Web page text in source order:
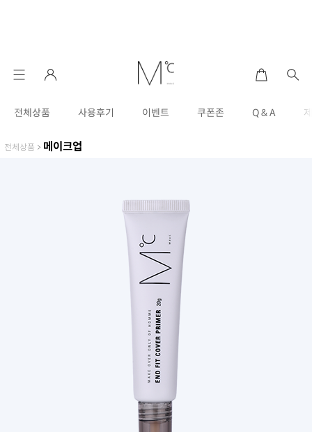
전체상품 사용후기 이벤트 쿠폰존 Q & A
전체상품 > 메이크업